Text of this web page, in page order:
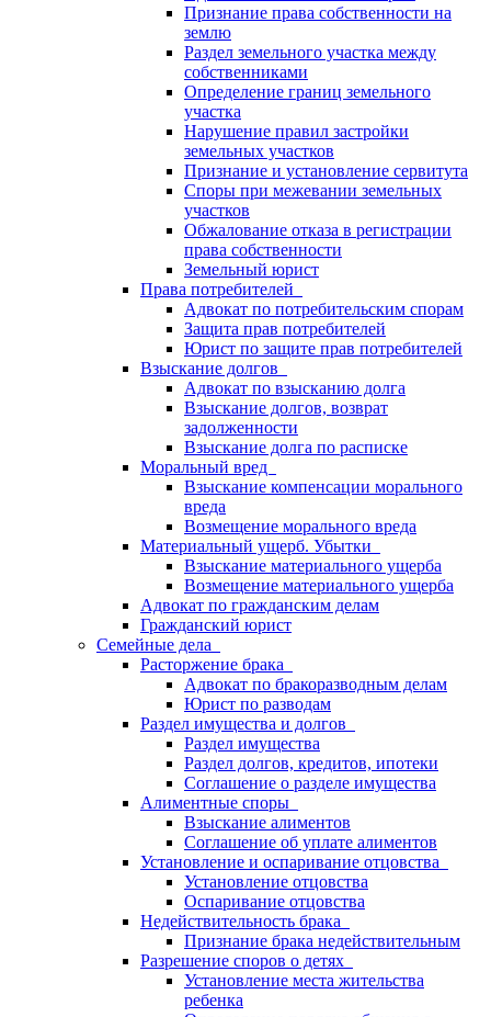
Признание права собственности на
землю
Раздел земельного участка между
собственниками
Определение границ земельного
участка
Нарушение правил застройки
земельных участков
Признание и установление сервитута
Споры при межевании земельных
участков
Обжалование отказа в регистрации
права собственности
Земельный юрист
Права потребителей
Адвокат по потребительским спорам
Защита прав потребителей
Юрист по защите прав потребителей
Взыскание долгов
Адвокат по взысканию долга
Взыскание долгов, возврат
задолженности
Взыскание долга по расписке
Моральный вред
Взыскание компенсации морального
вреда
Возмещение морального вреда
Материальный ущерб. Убытки
Взыскание материального ущерба
Возмещение материального ущерба
Адвокат по гражданским делам
Гражданский юрист
Семейные дела
Расторжение брака
Адвокат по бракоразводным делам
Юрист по разводам
Раздел имущества и долгов
Раздел имущества
Раздел долгов, кредитов, ипотеки
Соглашение о разделе имущества
Алиментные споры
Взыскание алиментов
Соглашение об уплате алиментов
Установление и оспаривание отцовства
Установление отцовства
Оспаривание отцовства
Недействительность брака
Признание брака недействительным
Разрешение споров о детях
Установление места жительства
ребенка